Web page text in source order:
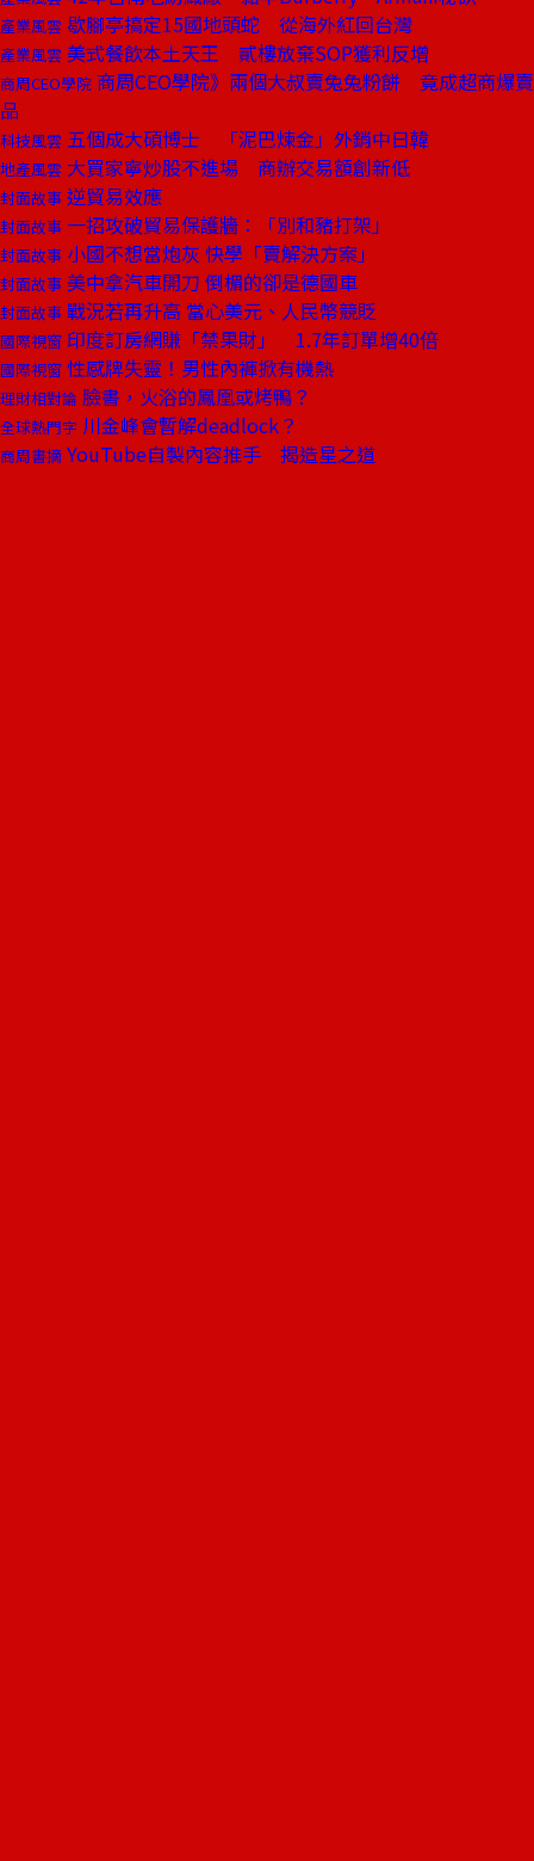
產業風雲 歇腳亭搞定15國地頭蛇 從海外紅回台灣
產業風雲 美式餐飲本土天王 貳樓放棄SOP獲利反增
商周CEO學院 商周CEO學院》兩個大叔賣兔兔粉餅 竟成超商爆賣
品
科技風雲 五個成大碩博士 「泥巴煉金」外銷中日韓
地產風雲 大買家寧炒股不進場 商辦交易額創新低
封面故事 逆貿易效應
封面故事 一招攻破貿易保護牆：「別和豬打架」
封面故事 小國不想當炮灰 快學「賣解決方案」
封面故事 美中拿汽車開刀 倒楣的卻是德國車
封面故事 戰況若再升高 當心美元、人民幣競貶
國際視窗 印度訂房網賺「禁果財」 1.7年訂單增40倍
國際視窗 性感牌失靈！男性內褲掀有機熱
理財相對論 臉書，火浴的鳳凰或烤鴨？
全球熱門字 川金峰會暫解deadlock？
商周書摘 YouTube自製內容推手 揭造星之道